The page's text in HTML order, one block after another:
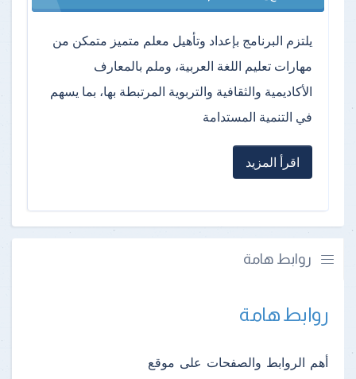
يلتزم البرنامج بإعداد وتأهيل معلم متميز متمكن من
مهارات تعليم اللغة العربية، وملم بالمعارف
الأكاديمية والثقافية والتربوية المرتبطة بها، بما يسهم
في التنمية المستدامة
اقرأ المزيد
روابط هامة
روابط هامة
أهم الروابط والصفحات على موقع